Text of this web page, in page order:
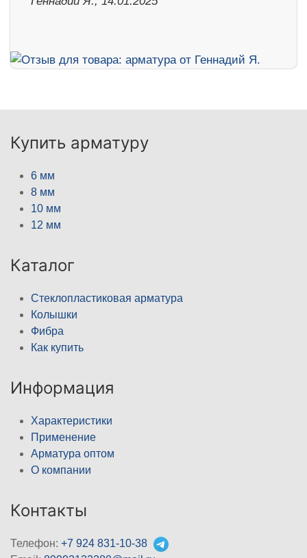
Купить арматуру
6 мм
8 мм
10 мм
12 мм
Каталог
Стеклопластиковая арматура
Колышки
Фибра
Как купить
Информация
Характеристики
Применение
Арматура оптом
О компании
Контакты
Телефон: +7 924 831-10-38